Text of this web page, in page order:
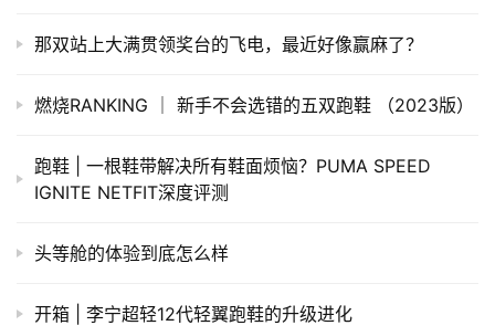
那双站上大满贯领奖台的飞电，最近好像赢麻了？
燃烧RANKING ｜ 新手不会选错的五双跑鞋 （2023版）
跑鞋 | 一根鞋带解决所有鞋面烦恼？PUMA SPEED
IGNITE NETFIT深度评测
头等舱的体验到底怎么样
开箱 | 李宁超轻12代轻翼跑鞋的升级进化